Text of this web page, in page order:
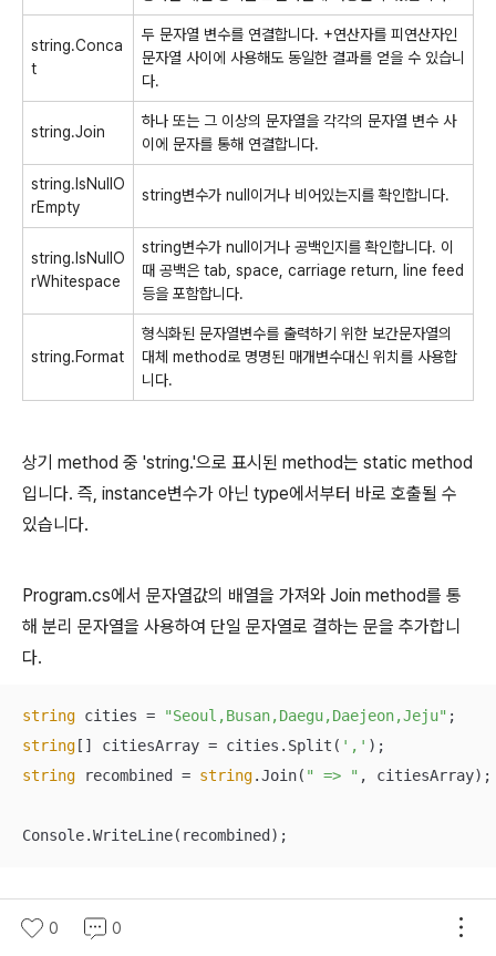
string.Conca
t
두 문자열 변수를 연결합니다. +연산자를 피연산자인
문자열 사이에 사용해도 동일한 결과를 얻을 수 있습니
다.
string.Join
하나 또는 그 이상의 문자열을 각각의 문자열 변수 사
이에 문자를 통해 연결합니다.
string.IsNullO
rEmpty
string변수가 null이거나 비어있는지를 확인합니다.
string.IsNullO
rWhitespace
string변수가 null이거나 공백인지를 확인합니다. 이
때 공백은 tab, space, carriage return, line feed
등을 포함합니다.
string.Format
형식화된 문자열변수를 출력하기 위한 보간문자열의
대체 method로 명명된 매개변수대신 위치를 사용합
니다.
상기 method 중 'string.'으로 표시된 method는 static method
입니다. 즉, instance변수가 아닌 type에서부터 바로 호출될 수
있습니다.
Program.cs에서 문자열값의 배열을 가져와 Join method를 통
해 분리 문자열을 사용하여 단일 문자열로 결하는 문을 추가합니
다.
string cities = "Seoul,Busan,Daegu,Daejeon,Jeju"
string [] citiesArray = cities.Split( ','
string recombined = string.Join( " => " , citiesArray);
Console.WriteLine(recombined);
예제를 실행하면 다음과 같은 결과를 확인할 수 있습니다.
0 0